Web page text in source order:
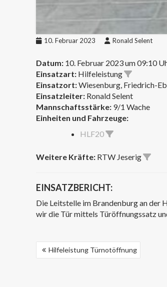
10. Februar 2023 Ronald Selent
Datum: 10. Februar 2023 um 09:10
Einsatzart: Hilfeleistung
Einsatzort:Wiesenburg, Friedrich-
Einsatzleiter: Ronald Selent
Mannschaftsstärke: 9/1 Wache
Einheiten und Fahrzeuge:
HLF20
Weitere Kräfte: RTW Jeserig
EINSATZBERICHT:
Die Leitstelle im Brandenburg an der
wir die Tür mittels Türöffnungssatz
BEITRAGSNAVIGATION
Hilfeleistung Türnotöffnung